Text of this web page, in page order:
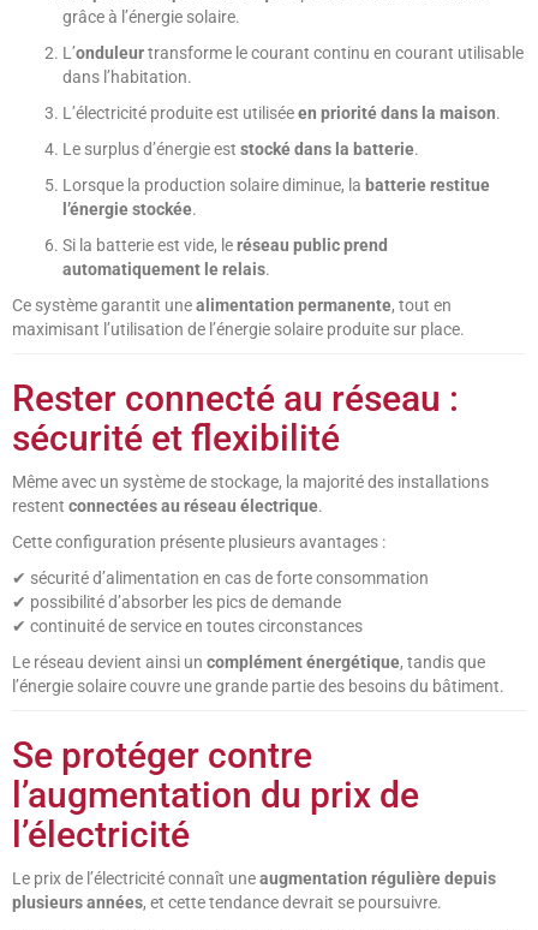
grâce à l’énergie solaire.
L’onduleurtransforme le courant continu en courant utilisable
dans l’habitation.
L’électricité produite est utiliséeen priorité dans la maison.
Le surplus d’énergie est stocké dans la batterie.
Lorsque la production solaire diminue, la batterie restitue
l’énergie stockée.
Si la batterie est vide, leréseau public prend
automatiquement le relais.
Ce système garantit unealimentation permanente, tout en
maximisant l’utilisation de l’énergie solaire produite sur place.
Rester connecté au réseau :
sécurité et flexibilité
Même avec un système de stockage, la majorité des installations
restent connectées au réseau électrique.
Cette configuration présente plusieurs avantages :
✔ sécurité d’alimentation en cas de forte consommation
✔ possibilité d’absorber les pics de demande
✔ continuité de service en toutes circonstances
Le réseau devient ainsi un complément énergétique, tandis que
l’énergie solaire couvre une grande partie des besoins du bâtiment.
Se protéger contre
l’augmentation du prix de
l’électricité
Le prix de l’électricité connaît uneaugmentation régulière depuis
plusieurs années, et cette tendance devrait se poursuivre.